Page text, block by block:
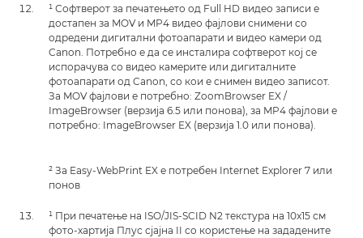
¹ Софтверот за печатењето од Full HD видео записи е
достапен за MOV и MP4 видео фајлови снимени со
одредени дигитални фотоапарати и видео камери од
Canon. Потребно е да се инсталира софтверот кој се
испорачува со видео камерите или дигиталните
фотоапарати од Canon, со кои е снимен видео записот.
За MOV фајлови е потребно: ZoomBrowser EX /
ImageBrowser (верзија 6.5 или понова), за MP4 фајлови е
потребно: ImageBrowser EX (верзија 1.0 или понова).
² За Easy-WebPrint EX е потребен Internet Explorer 7 или
понов
¹ При печатење на ISO/JIS-SCID N2 текстура на 10x15 см
фото-хартија Плус сјајна II со користење на зададените